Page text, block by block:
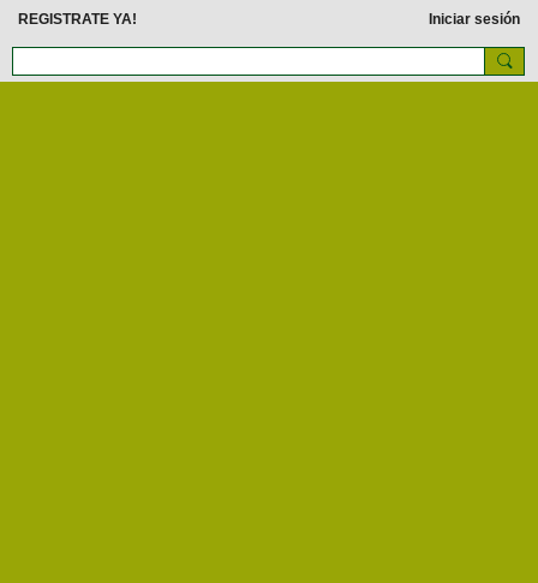
REGISTRATE YA! Iniciar sesión